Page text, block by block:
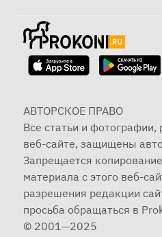
АВТОРСКОЕ ПРАВО
Все статьи и
веб-сайте, защищены
Запрещается
материала с этого веб-
разрешения редакции
просьба обращаться в
© 2001—2025